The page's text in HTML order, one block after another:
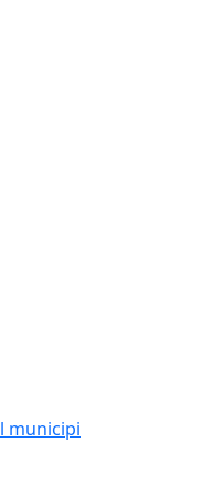
municipi